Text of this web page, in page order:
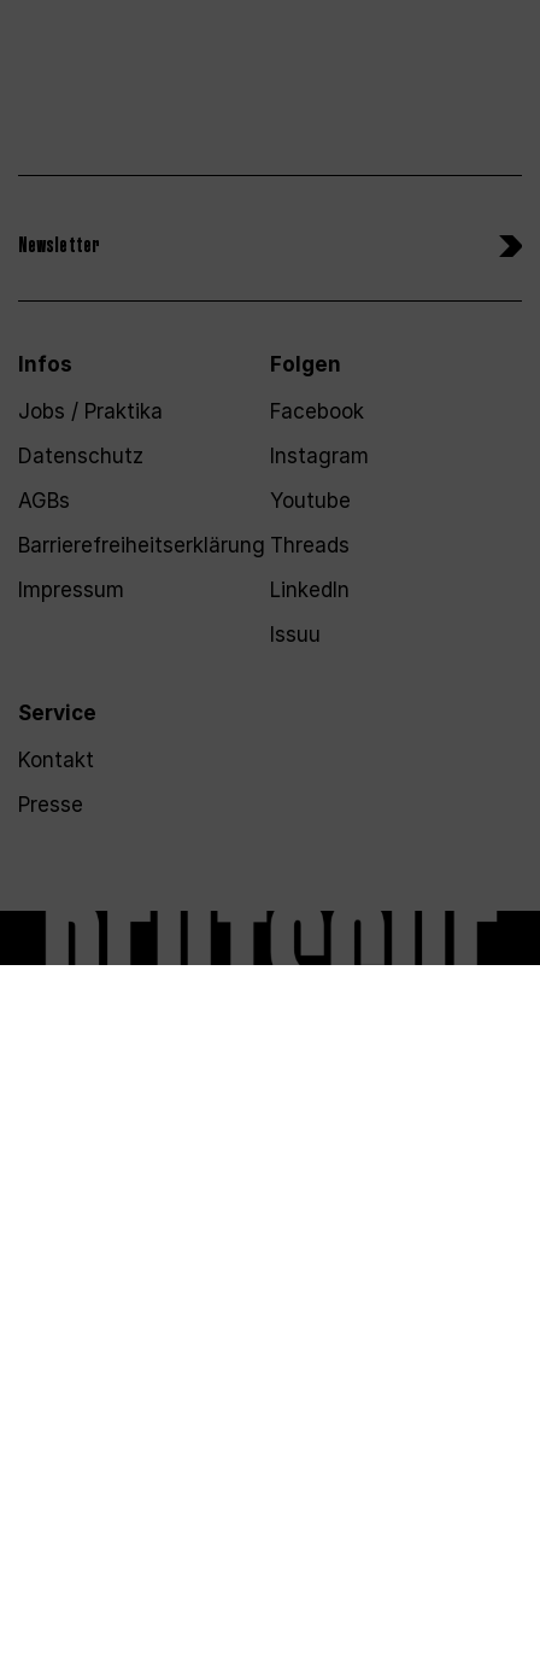
Newsletter
Infos
Jobs / Praktika
Datenschutz
AGBs
Barrierefreiheitserklärung
Impressum
Service
Kontakt
Presse
Folgen
Facebook
Instagram
Youtube
Threads
LinkedIn
Issuu